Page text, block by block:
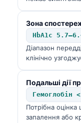
Зона
HbA1c
Діапазон
клінічно
Подальші дії
Гемоглобін
Потрібна
запалення або